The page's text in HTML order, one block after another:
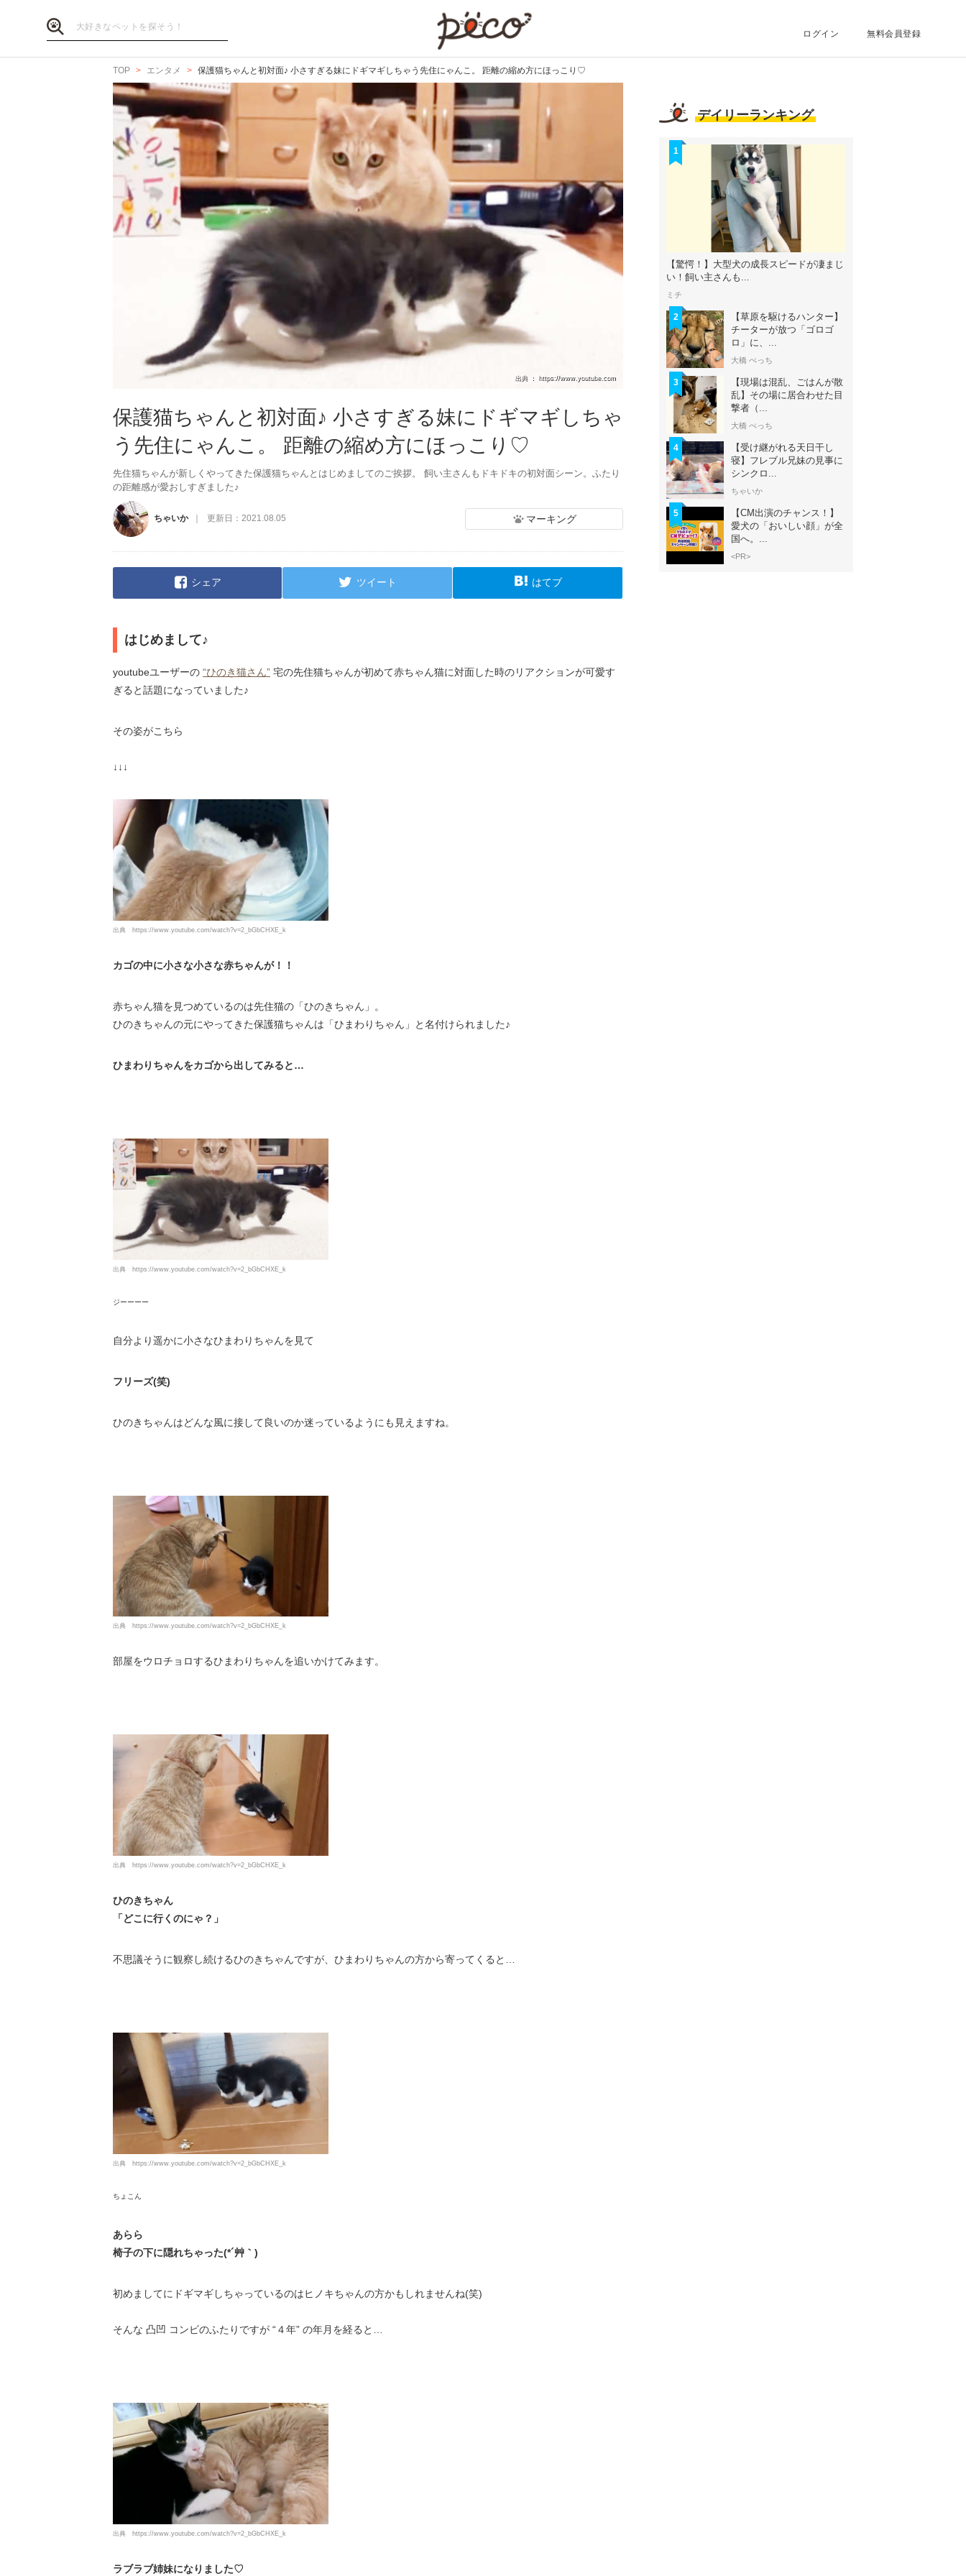
ログイン 無料会員登録
TOP エンタメ 保護猫ちゃんと初対面♪ 小さすぎる妹にドギマギしちゃう先住にゃんこ。 距離の縮め方にほっこり♡
出典 ： https://www.youtube.com
保護猫ちゃんと初対面♪ 小さすぎる妹にドギマギしちゃ
う先住にゃんこ。 距離の縮め方にほっこり♡
先住猫ちゃんが新しくやってきた保護猫ちゃんとはじめましてのご挨拶。 飼い主さんもドキドキの初対面シーン。ふたり
の距離感が愛おしすぎました♪
ちゃいか 更新日： 2021.08.05 マーキング
シェア ツイート はてブ
はじめまして♪
youtubeユーザーの “ひのき猫さん” 宅の先住猫ちゃんが初めて赤ちゃん猫に対面した時のリアクションが可愛す
ぎると話題になっていました♪
その姿がこちら
↓↓↓
出典 https://www.youtube.com/watch?v=2_bGbCHXE_k
カゴの中に小さな小さな赤ちゃんが！！
赤ちゃん猫を見つめているのは先住猫の「ひのきちゃん」。
ひのきちゃんの元にやってきた保護猫ちゃんは「ひまわりちゃん」と名付けられました♪
ひまわりちゃんをカゴから出してみると…
出典 https://www.youtube.com/watch?v=2_bGbCHXE_k
ジーーーー
自分より遥かに小さなひまわりちゃんを見て
フリーズ(笑)
ひのきちゃんはどんな風に接して良いのか迷っているようにも見えますね。
出典 https://www.youtube.com/watch?v=2_bGbCHXE_k
部屋をウロチョロするひまわりちゃんを追いかけてみます。
出典 https://www.youtube.com/watch?v=2_bGbCHXE_k
ひのきちゃん
「どこに行くのにゃ？」
不思議そうに観察し続けるひのきちゃんですが、ひまわりちゃんの方から寄ってくると…
出典 https://www.youtube.com/watch?v=2_bGbCHXE_k
ちょこん
あらら
椅子の下に隠れちゃった(*´艸｀)
初めましてにドギマギしちゃっているのはヒノキちゃんの方かもしれませんね(笑)
そんな 凸凹 コンビのふたりですが “４年” の年月を経ると…
出典 https://www.youtube.com/watch?v=2_bGbCHXE_k
ラブラブ姉妹になりました♡
デイリーランキング
1
【驚愕！】大型犬の成長スピードが凄まじ
い！飼い主さんも...
ミチ
2
【草原を駆けるハンター】
チーターが放つ「ゴロゴ
ロ」に、...
大橋 ぺっち
3
【現場は混乱、ごはんが散
乱】その場に居合わせた目
撃者（...
大橋 ぺっち
4
【受け継がれる天日干し
寝】フレブル兄妹の見事に
シンクロ...
ちゃいか
5
【CM出演のチャンス！】
愛犬の「おいしい顔」が全
国へ。...
<PR>